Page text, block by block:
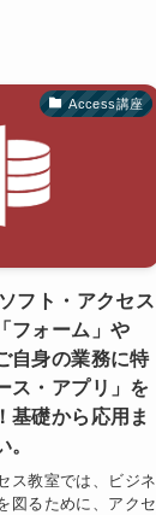
Access講座
フト・アクセス
フォーム」や
自身の業務に特
ス・アプリ」を
基礎から応用ま
ス教室では、ビジネ
図るために、アクセ